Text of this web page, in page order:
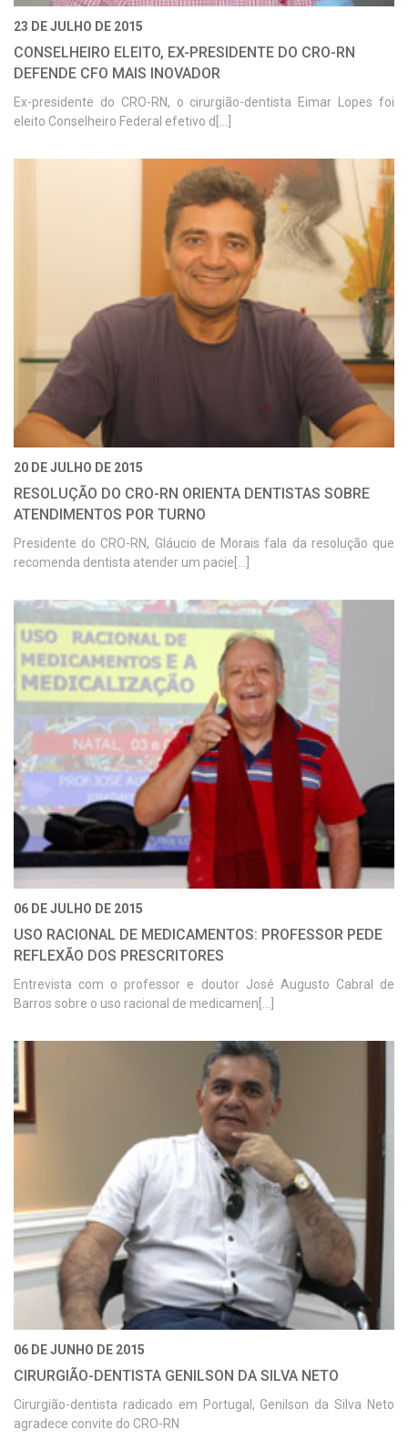
23 DE JULHO DE 2015
CONSELHEIRO ELEITO, EX-PRESIDENTE DO CRO-RN
DEFENDE CFO MAIS INOVADOR
Ex-presidente do CRO-RN, o cirurgião-dentista Eimar Lopes foi
eleito Conselheiro Federal efetivo d[...]
20 DE JULHO DE 2015
RESOLUÇÃO DO CRO-RN ORIENTA DENTISTAS SOBRE
ATENDIMENTOS POR TURNO
Presidente do CRO-RN, Gláucio de Morais fala da resolução que
recomenda dentista atender um pacie[...]
06 DE JULHO DE 2015
USO RACIONAL DE MEDICAMENTOS: PROFESSOR PEDE
REFLEXÃO DOS PRESCRITORES
Entrevista com o professor e doutor José Augusto Cabral de
Barros sobre o uso racional de medicamen[...]
06 DE JUNHO DE 2015
CIRURGIÃO-DENTISTA GENILSON DA SILVA NETO
Cirurgião-dentista radicado em Portugal, Genilson da Silva Neto
agradece convite do CRO-RN